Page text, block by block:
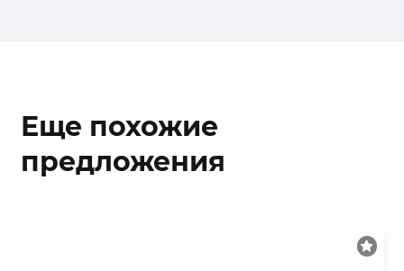
Еще похожие
предложения